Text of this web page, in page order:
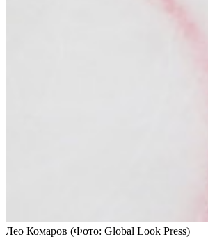
Лео Комаров (Фото: Global Look Press)